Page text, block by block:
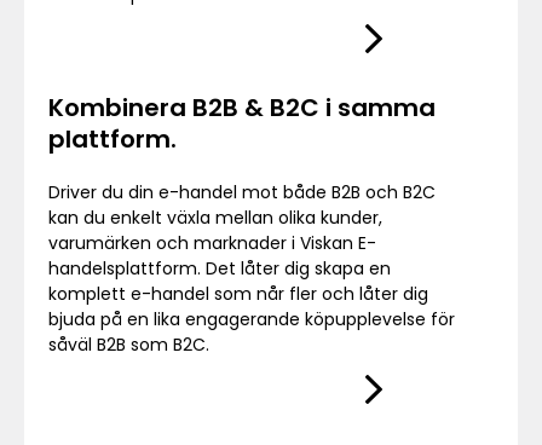
Kombinera B2B & B2C i samma
plattform.
Driver du din e-handel mot både B2B och B2C
kan du enkelt växla mellan olika kunder,
varumärken och marknader i Viskan E-
handelsplattform. Det låter dig skapa en
komplett e-handel som når fler och låter dig
bjuda på en lika engagerande köpupplevelse för
såväl B2B som B2C.